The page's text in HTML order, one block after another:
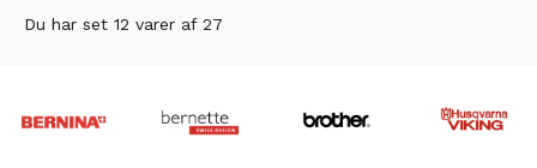
Du har set 12 varer af 27